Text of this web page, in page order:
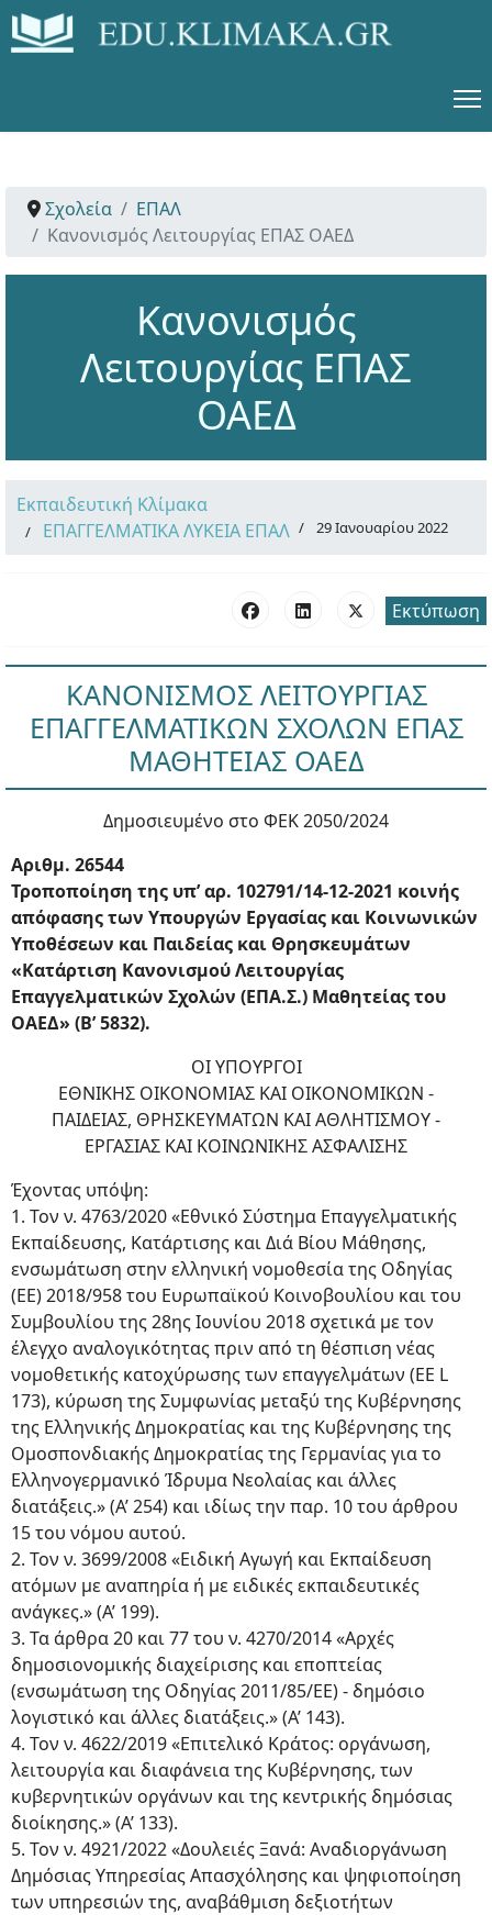
Σχολεία
ΕΠΑΛ
Κανονισμός Λειτουργίας ΕΠΑΣ ΟΑΕΔ
Κανονισμός
Λειτουργίας ΕΠΑΣ
ΟΑΕΔ
Εκπαιδευτική Κλίμακα
ΕΠΑΓΓΕΛΜΑΤΙΚΑ ΛΥΚΕΙΑ ΕΠΑΛ
29 Ιανουαρίου 2022
Εκτύπωση
ΚΑΝΟΝΙΣΜΟΣ ΛΕΙΤΟΥΡΓΙΑΣ
ΕΠΑΓΓΕΛΜΑΤΙΚΩΝ ΣΧΟΛΩΝ ΕΠΑΣ
ΜΑΘΗΤΕΙΑΣ ΟΑΕΔ
Δημοσιευμένο στο ΦΕΚ 2050/2024
Αριθμ. 26544
Τροποποίηση της υπ’ αρ. 102791/14-12-2021 κοινής
απόφασης των Υπουργών Εργασίας και Κοινωνικών
Υποθέσεων και Παιδείας και Θρησκευμάτων
«Κατάρτιση Κανονισμού Λειτουργίας
Επαγγελματικών Σχολών (ΕΠΑ.Σ.) Μαθητείας του
ΟΑΕΔ» (Β’ 5832).
ΟΙ ΥΠΟΥΡΓΟΙ
ΕΘΝΙΚΗΣ ΟΙΚΟΝΟΜΙΑΣ ΚΑΙ ΟΙΚΟΝΟΜΙΚΩΝ -
ΠΑΙΔΕΙΑΣ, ΘΡΗΣΚΕΥΜΑΤΩΝ ΚΑΙ ΑΘΛΗΤΙΣΜΟΥ -
ΕΡΓΑΣΙΑΣ ΚΑΙ ΚΟΙΝΩΝΙΚΗΣ ΑΣΦΑΛΙΣΗΣ
Έχοντας υπόψη:
1. Τον ν. 4763/2020 «Εθνικό Σύστημα Επαγγελματικής
Εκπαίδευσης, Κατάρτισης και Διά Βίου Μάθησης,
ενσωμάτωση στην ελληνική νομοθεσία της Οδηγίας
(ΕΕ) 2018/958 του Ευρωπαϊκού Κοινοβουλίου και του
Συμβουλίου της 28ης Ιουνίου 2018 σχετικά με τον
έλεγχο αναλογικότητας πριν από τη θέσπιση νέας
νομοθετικής κατοχύρωσης των επαγγελμάτων (EE L
173), κύρωση της Συμφωνίας μεταξύ της Κυβέρνησης
της Ελληνικής Δημοκρατίας και της Κυβέρνησης της
Ομοσπονδιακής Δημοκρατίας της Γερμανίας για το
Ελληνογερμανικό Ίδρυμα Νεολαίας και άλλες
διατάξεις.» (Α’ 254) και ιδίως την παρ. 10 του άρθρου
15 του νόμου αυτού.
2. Τον ν. 3699/2008 «Ειδική Αγωγή και Εκπαίδευση
ατόμων με αναπηρία ή με ειδικές εκπαιδευτικές
ανάγκες.» (Α’ 199).
3. Τα άρθρα 20 και 77 του ν. 4270/2014 «Αρχές
δημοσιονομικής διαχείρισης και εποπτείας
(ενσωμάτωση της Οδηγίας 2011/85/ΕΕ) - δημόσιο
λογιστικό και άλλες διατάξεις.» (Α’ 143).
4. Τον ν. 4622/2019 «Επιτελικό Κράτος: οργάνωση,
λειτουργία και διαφάνεια της Κυβέρνησης, των
κυβερνητικών οργάνων και της κεντρικής δημόσιας
διοίκησης.» (Α’ 133).
5. Τον ν. 4921/2022 «Δουλειές Ξανά: Αναδιοργάνωση
Δημόσιας Υπηρεσίας Απασχόλησης και ψηφιοποίηση
των υπηρεσιών της, αναβάθμιση δεξιοτήτων